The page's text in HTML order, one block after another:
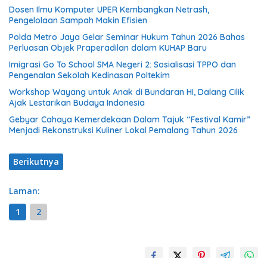
Dosen Ilmu Komputer UPER Kembangkan Netrash,
Pengelolaan Sampah Makin Efisien
Polda Metro Jaya Gelar Seminar Hukum Tahun 2026 Bahas
Perluasan Objek Praperadilan dalam KUHAP Baru
Imigrasi Go To School SMA Negeri 2: Sosialisasi TPPO dan
Pengenalan Sekolah Kedinasan Poltekim
Workshop Wayang untuk Anak di Bundaran HI, Dalang Cilik
Ajak Lestarikan Budaya Indonesia
Gebyar Cahaya Kemerdekaan Dalam Tajuk “Festival Kamir”
Menjadi Rekonstruksi Kuliner Lokal Pemalang Tahun 2026
Berikutnya
Laman:
1
2